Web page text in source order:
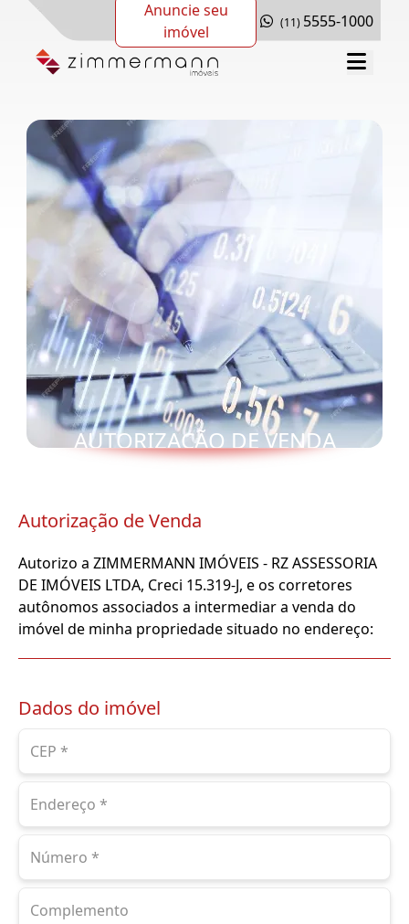
Anuncie seu
imóvel
(11) 5555-1000
AUTORIZAÇÃO DE VENDA
Autorização de Venda
Autorizo a ZIMMERMANN IMÓVEIS - RZ ASSESSORIA
DE IMÓVEIS LTDA, Creci 15.319-J, e os corretores
autônomos associados a intermediar a venda do
imóvel de minha propriedade situado no endereço:
Dados do imóvel